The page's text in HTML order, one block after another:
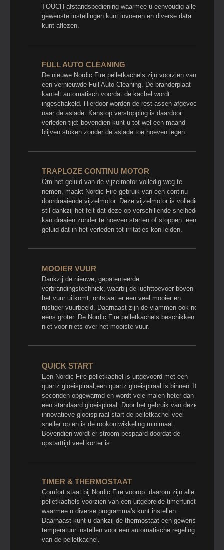
TOUCH afstandsbediening waarmee u eenvoudig alle
gewenste instellingen kunt invoeren en diverse data
kunt aflezen.
FULL AUTO CLEANING
De nieuwe Nordic Fire pelletkachels zijn voorzien van
een vernieuwde Full Auto Cleaning. De branderplaat
kantelt automatisch voordat de kachel wordt
ingeschakeld. Hierdoor worden de rest-assen afgevoerd
naar de aslade. Kans op verstopping is daardoor
verleden tijd: bovendien kunt u tot wel een maand
blijven stoken zonder de aslade toe hoeven legen.
TRAPLOZE CONTINU MOTOR
Om het geluid van de vijzelmotor volledig weg te
nemen, maakt Nordic Fire gebruik van een continu
doordraaiende vijzelmotor. Deze vijzelmotor is volledig
stil dankzij het feit dat deze op verschillende snelheden
kan draaien zonder te hoeven starten of stoppen: een
geluid dat in het verleden tot irritaties kon leiden.
MOOIER VUUR
Dankzij de nieuwe, gepatenteerde
verbrandingstechniek, waarbij de luchttoevoer boven
het vuur uitkomt, ontstaat er een veel mooier en
rustiger vuurbeeld. Daarnaast zijn de vlammen ook nog
eens groter. De Nordic Fire pelletkachels beschikken
niet voor niets over het mooiste vuur.
QUICK START
Een Nordic Fire pelletkachel is uitgevoerd met een
quartz gloeispiraal,een quartz gloeispiraal is binnen 10
seconden opgewarmd en wordt vele malen heter dan
een standaard gloeispiraal. Door het gebruik van deze
innovatieve gloeispiraal start de pelletkachel veel
sneller op en is de rookontwikkeling minimaal.
Bovendien wordt er stroom bespaard doordat de
opstarttijd veel korter is.
TIMER & THERMOSTAAT
Comfort staat bij Nordic Fire voorop: daarom zijn alle
pelletkachels voorzien van een uitgebreide timerfunctie
waarmee u diverse programma's kunt instellen.
Daarnaast kunt u dankzij de thermostaat een gewenste
temperatuur instellen voor een automatische regeling
van de pelletkachel.